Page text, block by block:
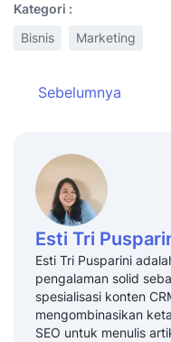
Kategori :
Bisnis
Marketing
Sebelumnya
Esti Tri
Esti Tri Pusparini
pengalaman solid
spesialisasi konten
mengombinasikan
SEO untuk menulis